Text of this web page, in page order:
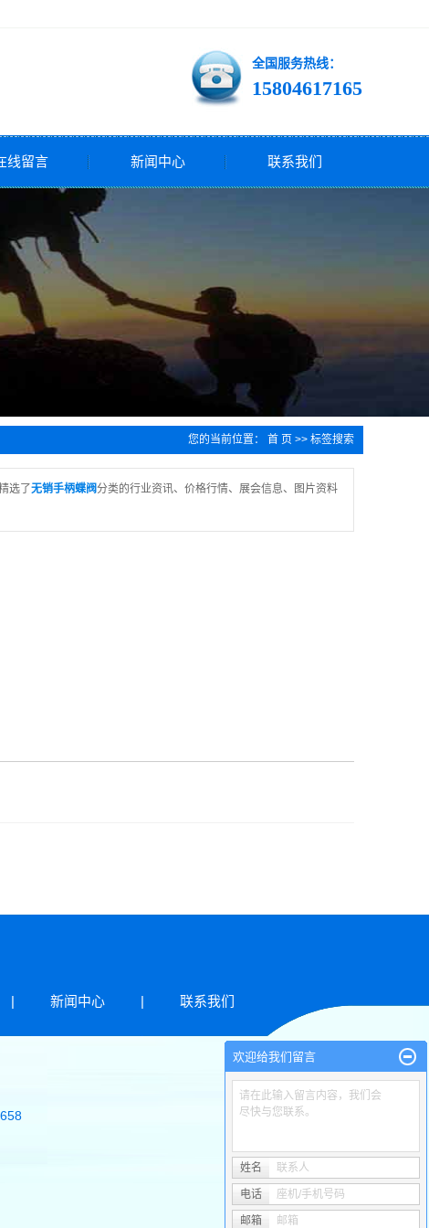
全国服务热线：
15804617165
线留言 新闻中心 联系我们
您的当前位置： 首 页 >> 标签搜索
选了无销手柄蝶阀分类的行业资讯、价格行情、展会信息、图片资料
| 新闻中心 | 联系我们
欢迎给我们留言
请在此输入留言内容，我们会
尽快与您联系。
姓名 联系人
电话 座机/手机号码
邮箱 邮箱